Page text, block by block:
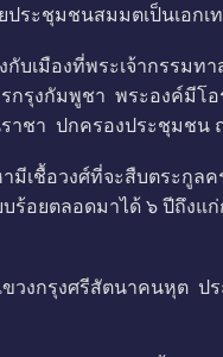
ระชุมชนสมมตเป็นเอกเ
องที่พระเจ้ากรรมทา
กรุงกัมพูชา พระองค์มี
าชา ปกครองประชุมชน
อวงศ์ที่จะสืบตระกูลค
ยตลอดมาได้ ๖ ปีถึงแ
กรุงศรีสัตนาคนหุต ป